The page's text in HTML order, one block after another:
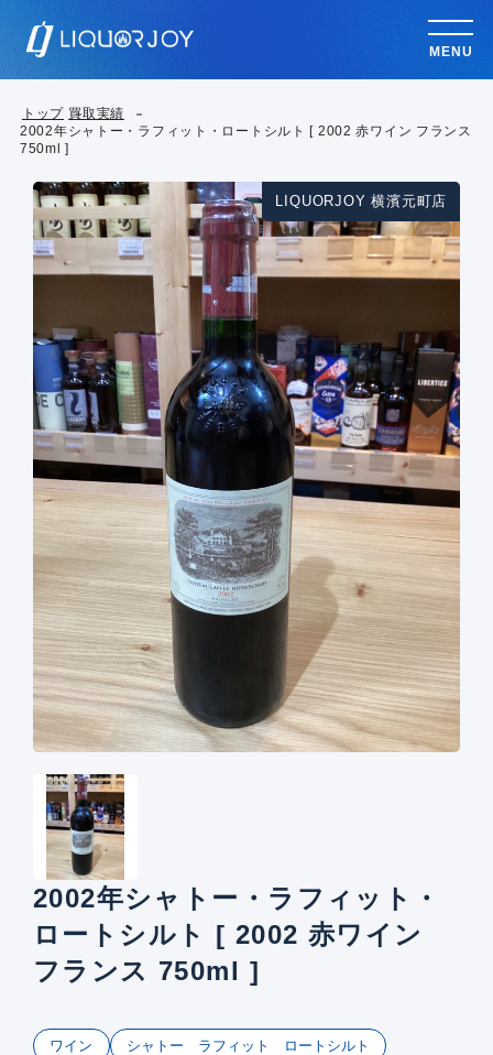
MENU
トップ 買取実績
2002年シャトー・ラフィット・ロートシルト [ 2002 赤ワイン フランス
750ml ]
LIQUORJOY 横濱元町店
2002年シャトー・ラフィット・
ロートシルト [ 2002 赤ワイン
フランス 750ml ]
ワイン シャトー ラフィット ロートシルト